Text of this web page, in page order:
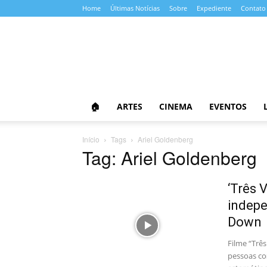
Home Últimas Notícias Sobre Expediente Contato
🏠 ARTES CINEMA EVENTOS
Início Tags Ariel Goldenberg
Tag: Ariel Goldenberg
‘Três
Down
Filme
pessoas